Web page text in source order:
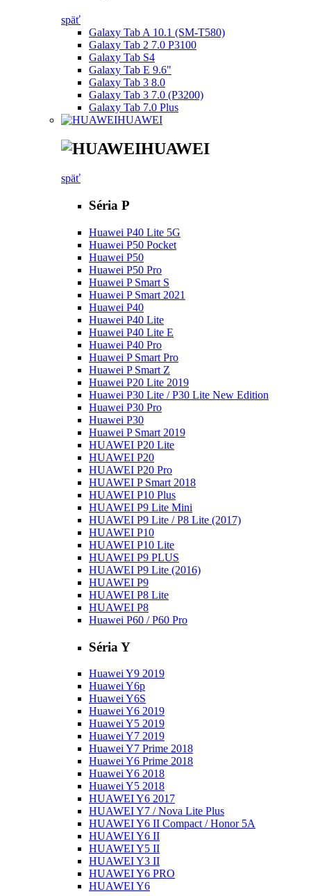
späť
Galaxy Tab A 10.1 (SM-T580)
Galaxy Tab 2 7.0 P3100
Galaxy Tab S4
Galaxy Tab E 9.6"
Galaxy Tab 3 8.0
Galaxy Tab 3 7.0 (P3200)
Galaxy Tab 7.0 Plus
HUAWEI
HUAWEI
späť
Séria P
Huawei P40 Lite 5G
Huawei P50 Pocket
Huawei P50
Huawei P50 Pro
Huawei P Smart S
Huawei P Smart 2021
Huawei P40
Huawei P40 Lite
Huawei P40 Lite E
Huawei P40 Pro
Huawei P Smart Pro
Huawei P Smart Z
Huawei P20 Lite 2019
Huawei P30 Lite / P30 Lite New Edition
Huawei P30 Pro
Huawei P30
Huawei P Smart 2019
HUAWEI P20 Lite
HUAWEI P20
HUAWEI P20 Pro
HUAWEI P Smart 2018
HUAWEI P10 Plus
HUAWEI P9 Lite Mini
HUAWEI P9 Lite / P8 Lite (2017)
HUAWEI P10
HUAWEI P10 Lite
HUAWEI P9 PLUS
HUAWEI P9 Lite (2016)
HUAWEI P9
HUAWEI P8 Lite
HUAWEI P8
Huawei P60 / P60 Pro
Séria Y
Huawei Y9 2019
Huawei Y6p
Huawei Y6S
Huawei Y6 2019
Huawei Y5 2019
Huawei Y7 2019
Huawei Y7 Prime 2018
Huawei Y6 Prime 2018
Huawei Y6 2018
Huawei Y5 2018
HUAWEI Y6 2017
HUAWEI Y7 / Nova Lite Plus
HUAWEI Y6 II Compact / Honor 5A
HUAWEI Y6 II
HUAWEI Y5 II
HUAWEI Y3 II
HUAWEI Y6 PRO
HUAWEI Y6